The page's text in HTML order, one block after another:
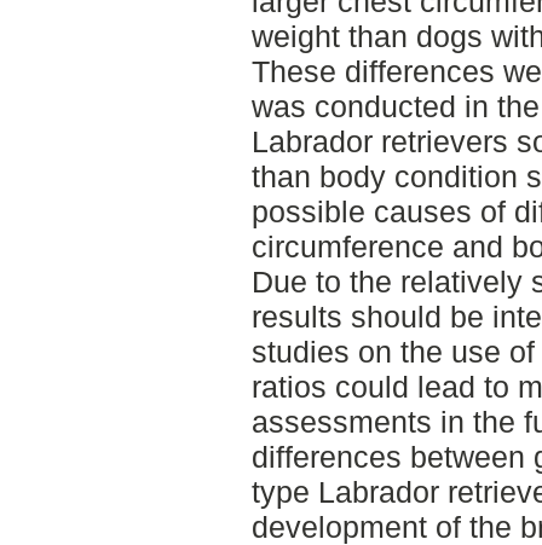
weight than dogs
These differences
was conducted in
Labrador retrievers
than body condition
possible causes of
circumference and
Due to the relatively
results should be
studies on the use
ratios could lead to
assessments in the
differences between
type Labrador
development of the